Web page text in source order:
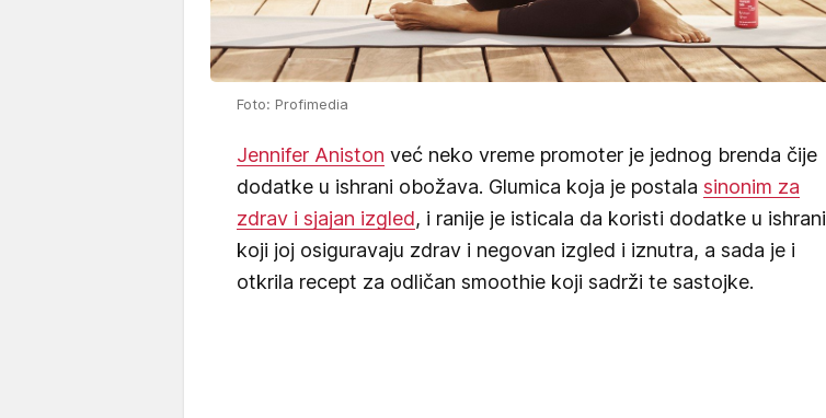
Foto: Profimedia
Jennifer Aniston već neko vreme promoter je jednog brenda čije
dodatke u ishrani obožava. Glumica koja je postala sinonim za
zdrav i sjajan izgled, i ranije je isticala da koristi dodatke u ishrani
koji joj osiguravaju zdrav i negovan izgled i iznutra, a sada je i
otkrila recept za odličan smoothie koji sadrži te sastojke.